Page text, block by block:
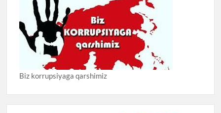
Biz korrupsiyaga qarshimiz